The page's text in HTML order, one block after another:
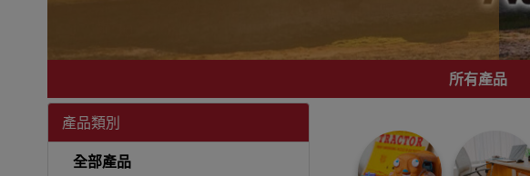
觀塘陳列室門市選購
買滿$1000免費送貨，送到港九、新界、旺角都得，睇岩心水就
Outlet Express 生活百貨城為Naturehike香港地區代理商
Naturehike
所有產品
產品類別
全部產品